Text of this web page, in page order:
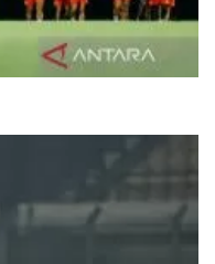
selama bulan puasa